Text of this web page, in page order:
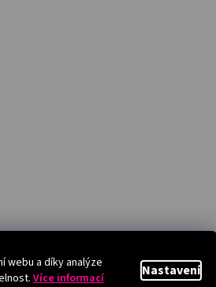
webu a díky analýze
Více informací Nastavení